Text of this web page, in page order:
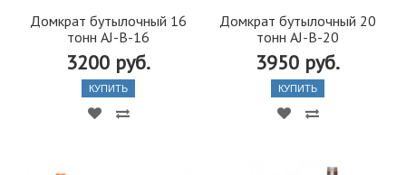
Домкрат бутылочный 16
тонн AJ-B-16
3200 руб.
КУПИТЬ
Домкрат бутылочный 20
тонн AJ-B-20
3950 руб.
КУПИТЬ